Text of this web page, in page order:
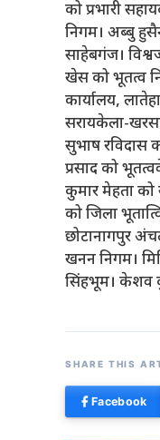
को प्रभारी
निगम। अब्बु
साहेबगंज।
खेस को भूतत्व
कार्यालय,
सरायकेला-
सुभाष रविदास
प्रसाद को
कुमार मेहता को
को जिला
छोटानागपुर
खनन निगम।
सिंहभूम। केशव
SHARE THIS
Facebook